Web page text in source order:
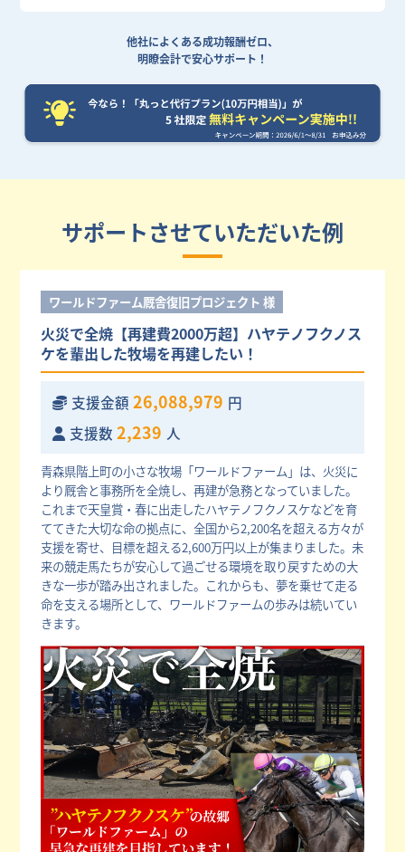
他社によくある成功報酬ゼロ、
明瞭会計で安心サポート！
サポートさせていただいた例
ワールドファーム厩舎復旧プロジェクト 様
火災で全焼【再建費2000万超】ハヤテノフクノス
ケを輩出した牧場を再建したい！
支援金額 26,088,979 円
支援数 2,239 人
青森県階上町の小さな牧場「ワールドファーム」は、火災に
より厩舎と事務所を全焼し、再建が急務となっていました。
これまで天皇賞・春に出走したハヤテノフクノスケなどを育
ててきた大切な命の拠点に、全国から2,200名を超える方々が
支援を寄せ、目標を超える2,600万円以上が集まりました。未
来の競走馬たちが安心して過ごせる環境を取り戻すための大
きな一歩が踏み出されました。これからも、夢を乗せて走る
命を支える場所として、ワールドファームの歩みは続いてい
きます。